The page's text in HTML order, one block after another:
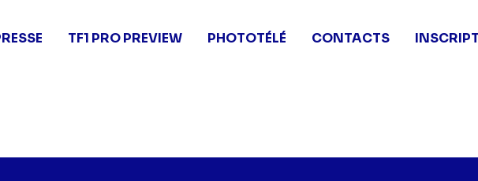
TF1 PRO PREVIEW PHOTOTÉLÉ CONTACTS